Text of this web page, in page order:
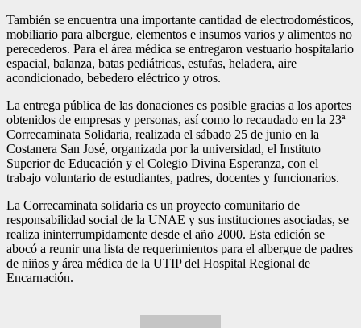
También se encuentra una importante cantidad de electrodomésticos,
mobiliario para albergue, elementos e insumos varios y alimentos no
perecederos. Para el área médica se entregaron vestuario hospitalario
espacial, balanza, batas pediátricas, estufas, heladera, aire
acondicionado, bebedero eléctrico y otros.
La entrega pública de las donaciones es posible gracias a los aportes
obtenidos de empresas y personas, así como lo recaudado en la 23ª
Correcaminata Solidaria, realizada el sábado 25 de junio en la
Costanera San José, organizada por la universidad, el Instituto
Superior de Educación y el Colegio Divina Esperanza, con el
trabajo voluntario de estudiantes, padres, docentes y funcionarios.
La Correcaminata solidaria es un proyecto comunitario de
responsabilidad social de la UNAE y sus instituciones asociadas, se
realiza ininterrumpidamente desde el año 2000. Esta edición se
abocó a reunir una lista de requerimientos para el albergue de padres
de niños y área médica de la UTIP del Hospital Regional de
Encarnación.